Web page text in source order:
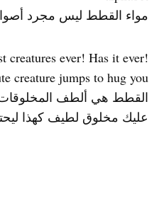
مواء القطط ليس مجرد
creatures ever! Has it ever
creature jumps to hug you
القطط هي ألطف
عليك مخلوق لطيف كهذا